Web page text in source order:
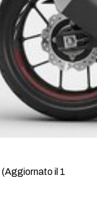
(Aggiornato il 1